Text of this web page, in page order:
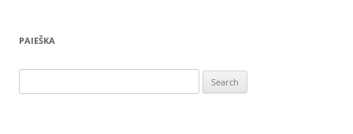
PAIEŠKA
for: